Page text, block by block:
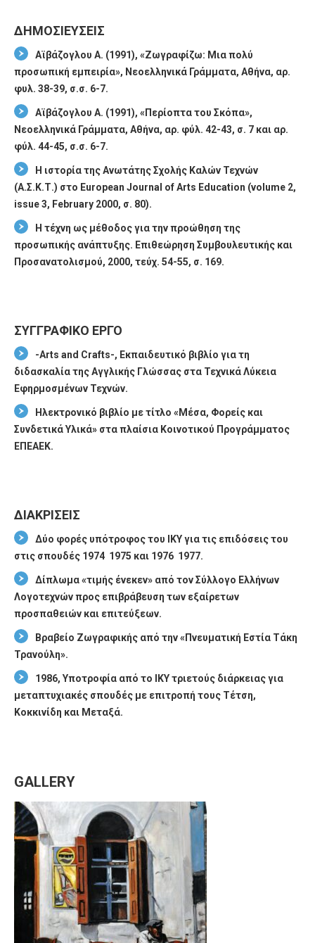
ΔΗΜΟΣΙΕΥΣΕΙΣ
Αϊβάζογλου Α. (1991), «Ζωγραφίζω: Μια πολύ
προσωπική εμπειρία», Νεοελληνικά Γράμματα, Αθήνα, αρ.
φυλ. 38-39, σ.σ. 6-7.
Αϊβάζογλου Α. (1991), «Περίοπτα του Σκόπα»,
Νεοελληνικά Γράμματα, Αθήνα, αρ. φύλ. 42-43, σ. 7 και αρ.
φύλ. 44-45, σ.σ. 6-7.
Η ιστορία της Ανωτάτης Σχολής Καλών Τεχνών
(Α.Σ.Κ.Τ.) στο European Journal of Arts Education (volume 2,
issue 3, February 2000, σ. 80).
Η τέχνη ως μέθοδος για την προώθηση της
προσωπικής ανάπτυξης. Επιθεώρηση Συμβουλευτικής και
Προσανατολισμού, 2000, τεύχ. 54-55, σ. 169.
ΣΥΓΓΡΑΦΙΚΟ ΕΡΓΟ
-Arts and Crafts-, Εκπαιδευτικό βιβλίο για τη
διδασκαλία της Αγγλικής Γλώσσας στα Τεχνικά Λύκεια
Εφηρμοσμένων Τεχνών.
Ηλεκτρονικό βιβλίο με τίτλο «Μέσα, Φορείς και
Συνδετικά Υλικά» στα πλαίσια Κοινοτικού Προγράμματος
ΕΠΕΑΕΚ.
ΔΙΑΚΡΙΣΕΙΣ
Δύο φορές υπότροφος του ΙΚΥ για τις επιδόσεις του
στις σπουδές 1974  1975 και 1976  1977.
Δίπλωμα «τιμής ένεκεν» από τον Σύλλογο Ελλήνων
Λογοτεχνών προς επιβράβευση των εξαίρετων
προσπαθειών και επιτεύξεων.
Βραβείο Ζωγραφικής από την «Πνευματική Εστία Τάκη
Τρανούλη».
1986, Υποτροφία από το ΙΚΥ τριετούς διάρκειας για
μεταπτυχιακές σπουδές με επιτροπή τους Τέτση,
Κοκκινίδη και Μεταξά.
GALLERY